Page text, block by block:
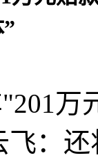
万
飞：